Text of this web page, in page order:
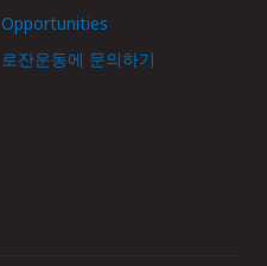
Opportunities
로잔운동에 문의하기